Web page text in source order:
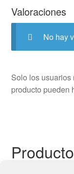
Valoraciones
No hay
Solo los usuarios
producto pueden